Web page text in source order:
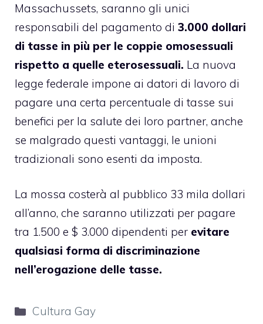
Massachussets, saranno gli unici
responsabili del pagamento di 3.000 dollari
di tasse in più per le coppie omosessuali
rispetto a quelle eterosessuali. La nuova
legge federale impone ai datori di lavoro di
pagare una certa percentuale di tasse sui
benefici per la salute dei loro partner, anche
se malgrado questi vantaggi, le unioni
tradizionali sono esenti da imposta.
La mossa costerà al pubblico 33 mila dollari
all’anno, che saranno utilizzati per pagare
tra 1.500 e $ 3.000 dipendenti per evitare
qualsiasi forma di discriminazione
nell’erogazione delle tasse.
Categorie
Cultura Gay